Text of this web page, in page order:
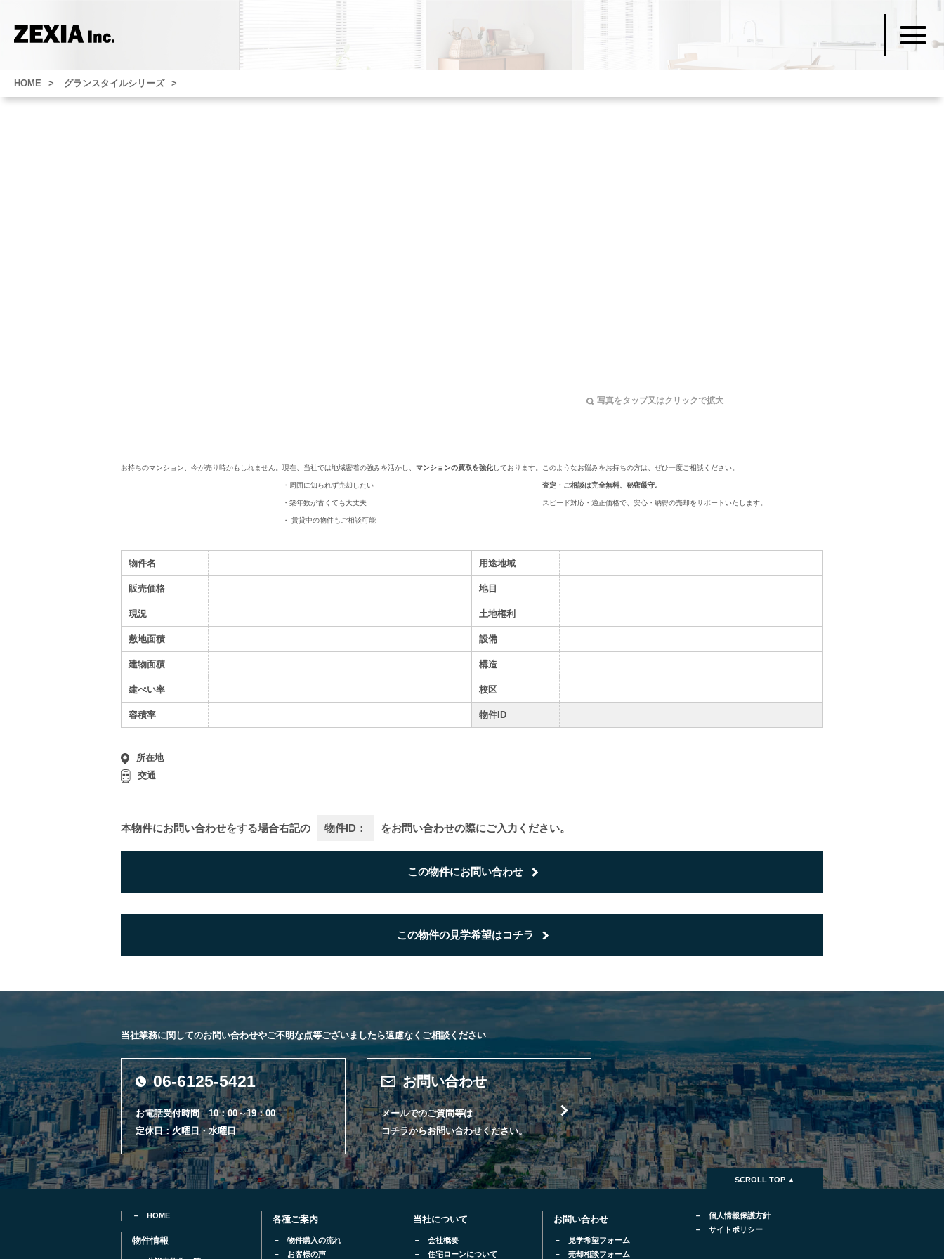
HOME グランスタイルシリーズ
写真をタップ又はクリックで拡大
お持ちのマンション、今が売り時かもしれません。 現在、当社では地域密着の強みを活かし、 マンションの買取を強化しております。
・周囲に知られず売却したい
・築年数が古くても大丈夫
・ 賃貸中の物件もご相談可能
このようなお悩みをお持ちの方は、ぜひ一度ご相談ください。
査定・ご相談は完全無料、秘密厳守。
スピード対応・適正価格で、安心・納得の売却をサポートいたします。
物件名
販売価格
現況
敷地面積
建物面積
建ぺい率
容積率
用途地域
地目
土地権利
設備
構造
校区
物件ID
所在地
交通
本物件にお問い合わせをする場合右記の 物件ID： をお問い合わせの際にご入力ください。
この物件にお問い合わせ
この物件の見学希望はコチラ
当社業務に関してのお問い合わせやご不明な点等ございましたら遠慮なくご相談ください
06-6125-5421
お電話受付時間 10：00～19：00
定休日：火曜日・水曜日
お問い合わせ
メールでのご質問等は
コチラからお問い合わせください。
SCROLL TOP ▲
HOME
物件情報
各種ご案内
物件購入の流れ
お客様の声
当社について
会社概要
住宅ローンについて
お問い合わせ
見学希望フォーム
売却相談フォーム
個人情報保護方針
サイトポリシー